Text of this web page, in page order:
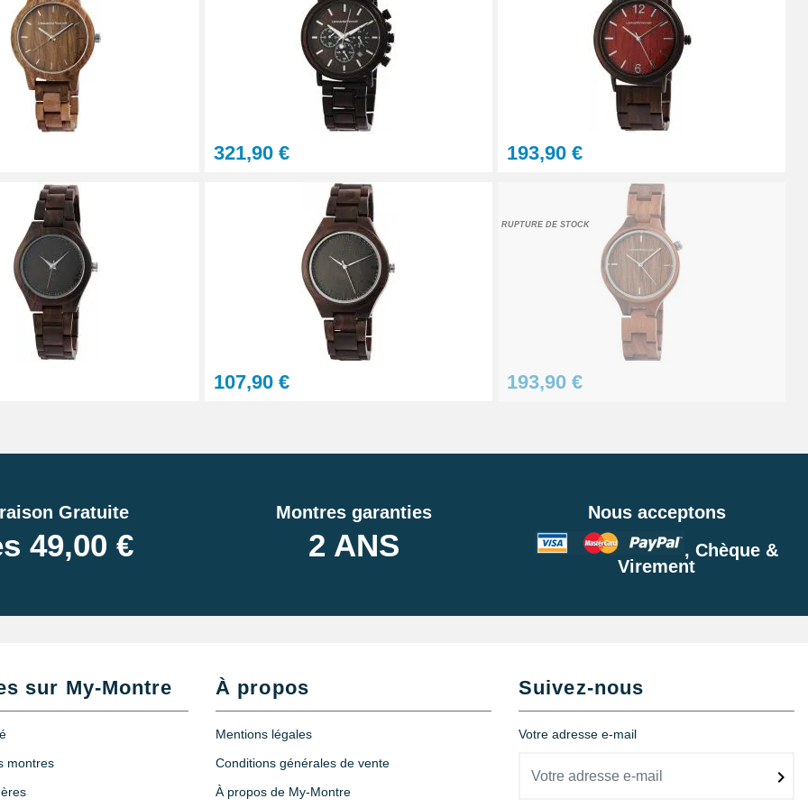
Ajouter au panier
pour bracelet montre métal
Ajouter au panier
À configurer
Ajouter au panier
Ajouter au panier
321,90 € 193,90 €
107,90 €
RUPTURE DE STOCK
193,90 €
Gratuite
49,00 €
Montres garanties
2 ANS
Nous acceptons
, Chèque &
Virement
sur My-Montre
montres
À propos
Mentions légales
Conditions générales de vente
À propos de My-Montre
Suivez-nous
Votre adresse e-mail